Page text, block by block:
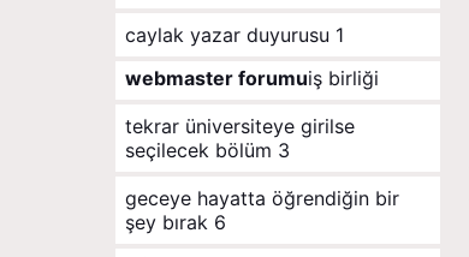
caylak yazar duyurusu 1
webmaster forumuiş birliği
tekrar üniversiteye girilse
seçilecek bölüm 3
geceye hayatta öğrendiğin bir
şey bırak 6